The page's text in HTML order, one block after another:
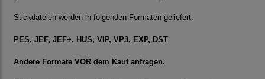
Stickdateien werden in folgenden Formaten geliefert:
PES, JEF, JEF+, HUS, VIP, VP3, EXP, DST
Andere Formate VOR dem Kauf anfragen.